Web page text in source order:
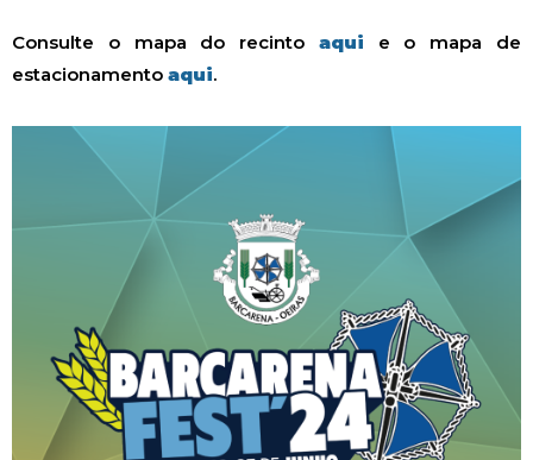
Consulte o mapa do recinto aqui e o mapa de
estacionamento aqui.